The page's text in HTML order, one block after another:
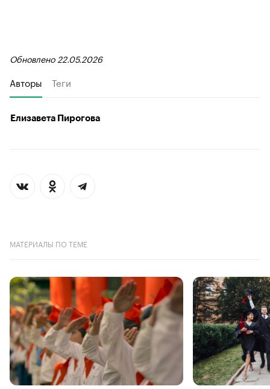
Обновлено 22.05.2026
Авторы Теги
Елизавета Пирогова
МАТЕРИАЛЫ ПО ТЕМЕ